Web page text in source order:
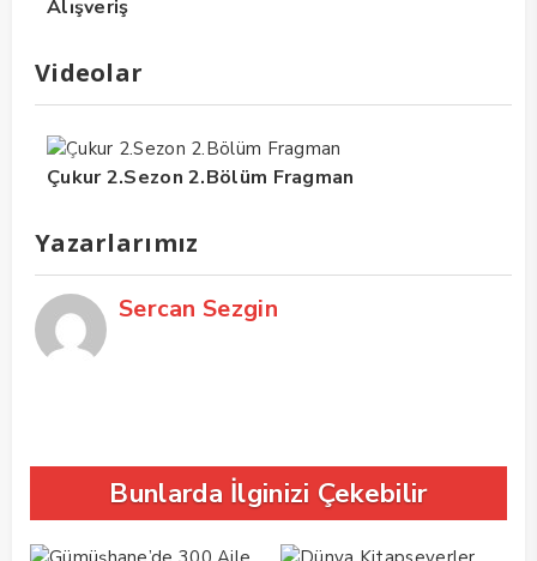
Alışveriş
Videolar
Çukur 2.Sezon 2.Bölüm Fragman
Yazarlarımız
Sercan Sezgin
Bunlarda İlginizi Çekebilir